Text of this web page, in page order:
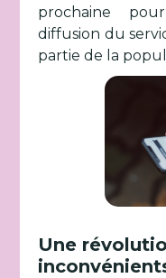
prochaine
diffusion du
partie de la
Une